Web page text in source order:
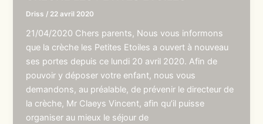
Driss / 22 avril 2020
21/04/2020 Chers parents, Nous vous informons
que la crèche les Petites Etoiles a ouvert à nouveau
ses portes depuis ce lundi 20 avril 2020. Afin de
pouvoir y déposer votre enfant, nous vous
demandons, au préalable, de prévenir le directeur de
la crèche, Mr Claeys Vincent, afin qu’il puisse
organiser au mieux le séjour de